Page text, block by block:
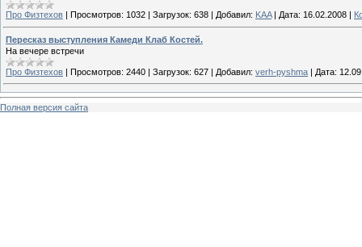
Про Физтехов | Просмотров: 1032 | Загрузок: 638 | Добавил: KAA| Дата: 16.02.2008 |
Пересказ выступления Камеди Клаб Костей.
На вечере встречи
Про Физтехов | Просмотров: 2440 | Загрузок: 627 | Добавил: verh-pyshma | Дата:
Полная версия сайта